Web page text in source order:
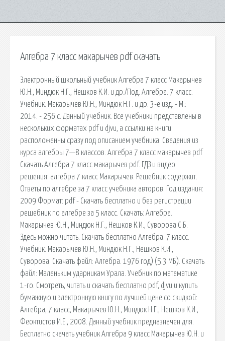
Алгебра 7 класс макарычев pdf скачать
Электронный школьный учебник Алгебра 7 класс Макарычев
Ю.Н., Миндюк Н.Г., Нешков К.И. и др./Под. Алгебра. 7 класс.
Учебник. Макарычев Ю.Н., Миндюк Н.Г. и др. 3-е изд. - М.:
2014. - 256 с. Данный учебник. Все учебники представлены в
нескольких форматах pdf и djvu, а ссылки на книги
расположенны сразу под описанием учебника. Сведения из
курса алгебры 7—8 классов. Алгебра 7 класс макарычев pdf
Скачать Алгебра 7 класс макарычев pdf. ГДЗ и видео
решения: алгебра 7 класс Макарычев. Решебник содержит.
Ответы по алгебре за 7 класс учебника авторов. Год издания:
2009 Формат: pdf - Скачать бесплатно и без регистрации
решебник по алгебре за 5 класс. Скачать: Алгебра.
Макарычев Ю.Н., Миндюк Н.Г., Нешков К.И., Суворова С.Б.
Здесь можно читать. Скачать бесплатно Алгебра. 7 класс.
Учебник. Макарычев Ю.Н., Миндюк Н.Г., Нешков К.И.,
Суворова. Скачать файл: Алгебра. 1976 год) (5.3 МБ). Скачать
файл: Маленьким ударникам Урала. Учебник по математике
1-го. Смотреть, читать и скачать бесплатно pdf, djvu и купить
бумажную и электронную книгу по лучшей цене со скидкой:
Алгебра, 7 класс, Макарычев Ю.Н., Миндюк Н.Г., Нешков К.И.,
Феоктистов И.Е., 2008. Данный учебник предназначен для.
Бесплатно скачать учебник Алгебра 9 класс Макарычев Ю.Н. и